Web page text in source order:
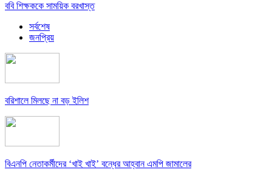
ববি শিক্ষককে সাময়িক বরখাস্ত
সর্বশেষ
জনপ্রিয়
বরিশালে মিলছে না বড় ইলিশ
বিএনপি নেতাকর্মীদের ‘খাই খাই’ বন্ধের আহ্বান এমপি জামালের